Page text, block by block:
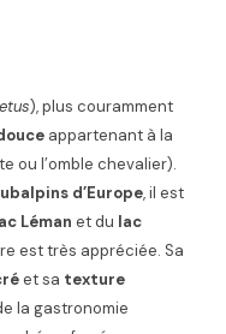
), plus couramment
appartenant à la
ou l’omble chevalier).
d’Europe, il est
Léman et du lac
est très appréciée. Sa
et sa texture
la gastronomie